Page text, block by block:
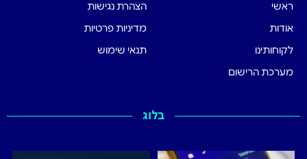
ראשי
אודות
לקוחותינו
מערכת הרישום
הצהרת נגישות
מדיניות פרטיות
תנאי שימוש
בלוג